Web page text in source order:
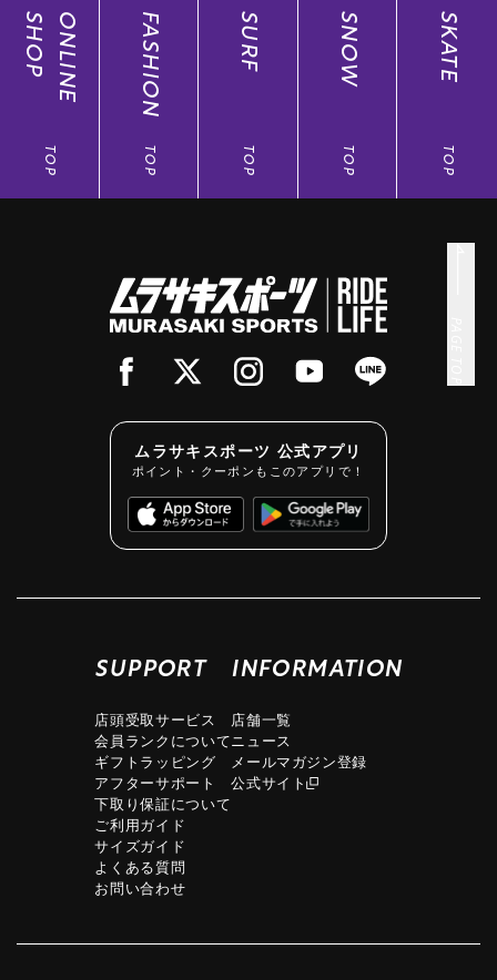
ONLINE
SHOP
TOP
FASHION
TOP
SURF
TOP
SNOW
TOP
SKATE
TOP
ムラサキスポーツ 公式アプリ
ポイント・クーポンもこのアプリで！
SUPPORT
店頭受取サービス
会員ランクについて
ギフトラッピング
アフターサポート
下取り保証について
ご利用ガイド
サイズガイド
よくある質問
お問い合わせ
INFORMATION
店舗一覧
ニュース
メールマガジン登録
公式サイト